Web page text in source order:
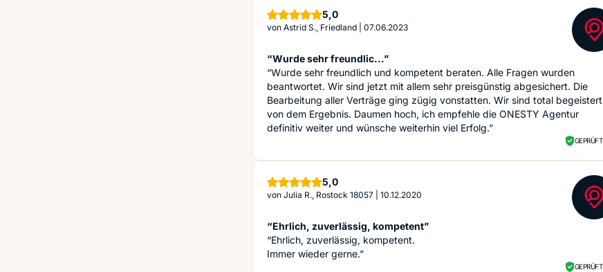
5,0Sterne
von Astrid S., Friedland 07.06.2023
“Wurde sehr freundlic...”
“Wurde sehr freundlich und kompetent beraten. Alle Fragen wurden
beantwortet. Wir sind jetzt mit allem sehr preisgünstig abgesichert. Die
Bearbeitung aller Verträge ging zügig vonstatten. Wir sind total begeistert
von dem Ergebnis. Daumen hoch, ich empfehle die ONESTY Agentur
definitiv weiter und wünsche weiterhin viel Erfolg.”
GEPRÜFT
5,0Sterne
von Julia R., Rostock 18057 10.12.2020
“Ehrlich, zuverlässig, kompetent”
“Ehrlich, zuverlässig, kompetent.
Immer wieder gerne.”
GEPRÜFT